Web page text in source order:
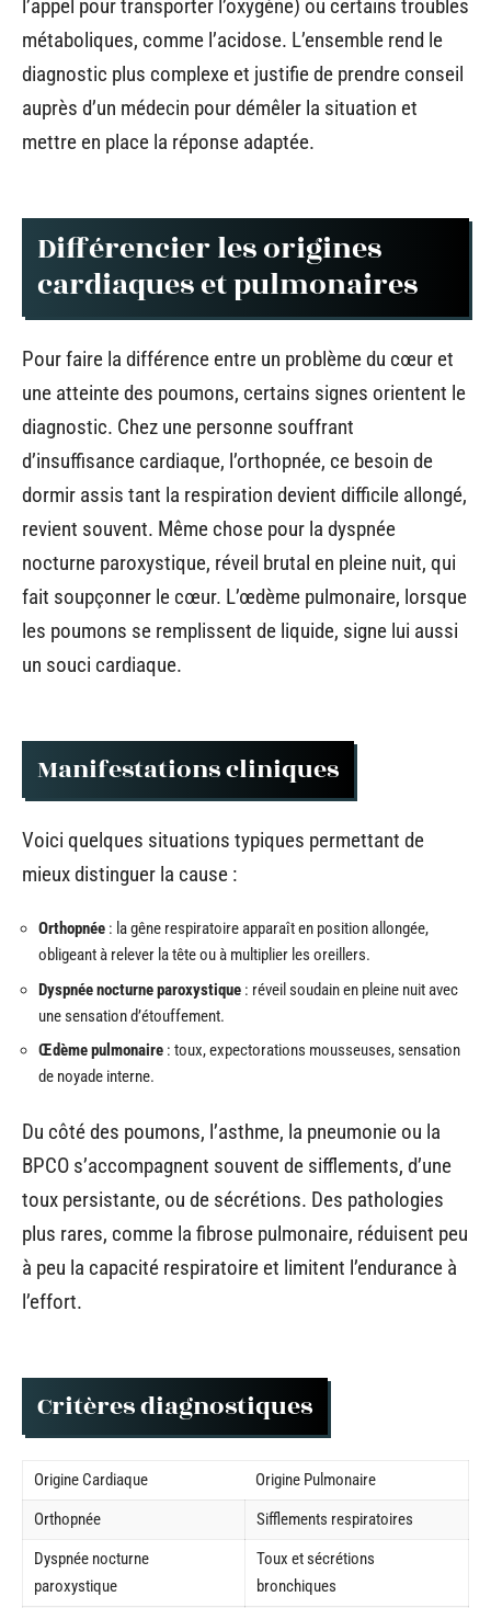
l’appel pour transporter l’oxygène) ou certains troubles
métaboliques, comme l’acidose. L’ensemble rend le
diagnostic plus complexe et justifie de prendre conseil
auprès d’un médecin pour démêler la situation et
mettre en place la réponse adaptée.
Différencier les origines
cardiaques et pulmonaires
Pour faire la différence entre un problème du cœur et
une atteinte des poumons, certains signes orientent le
diagnostic. Chez une personne souffrant
d’insuffisance cardiaque, l’orthopnée, ce besoin de
dormir assis tant la respiration devient difficile allongé,
revient souvent. Même chose pour la dyspnée
nocturne paroxystique, réveil brutal en pleine nuit, qui
fait soupçonner le cœur. L’œdème pulmonaire, lorsque
les poumons se remplissent de liquide, signe lui aussi
un souci cardiaque.
Manifestations cliniques
Voici quelques situations typiques permettant de
mieux distinguer la cause :
Orthopnée : la gêne respiratoire apparaît en position allongée,
obligeant à relever la tête ou à multiplier les oreillers.
Dyspnée nocturne paroxystique : réveil soudain en pleine nuit avec
une sensation d’étouffement.
Œdème pulmonaire : toux, expectorations mousseuses, sensation
de noyade interne.
Du côté des poumons, l’asthme, la pneumonie ou la
BPCO s’accompagnent souvent de sifflements, d’une
toux persistante, ou de sécrétions. Des pathologies
plus rares, comme la fibrose pulmonaire, réduisent peu
à peu la capacité respiratoire et limitent l’endurance à
l’effort.
Critères diagnostiques
Origine Cardiaque
Origine Pulmonaire
Orthopnée
Sifflements respiratoires
Dyspnée nocturne
paroxystique
Toux et sécrétions
bronchiques